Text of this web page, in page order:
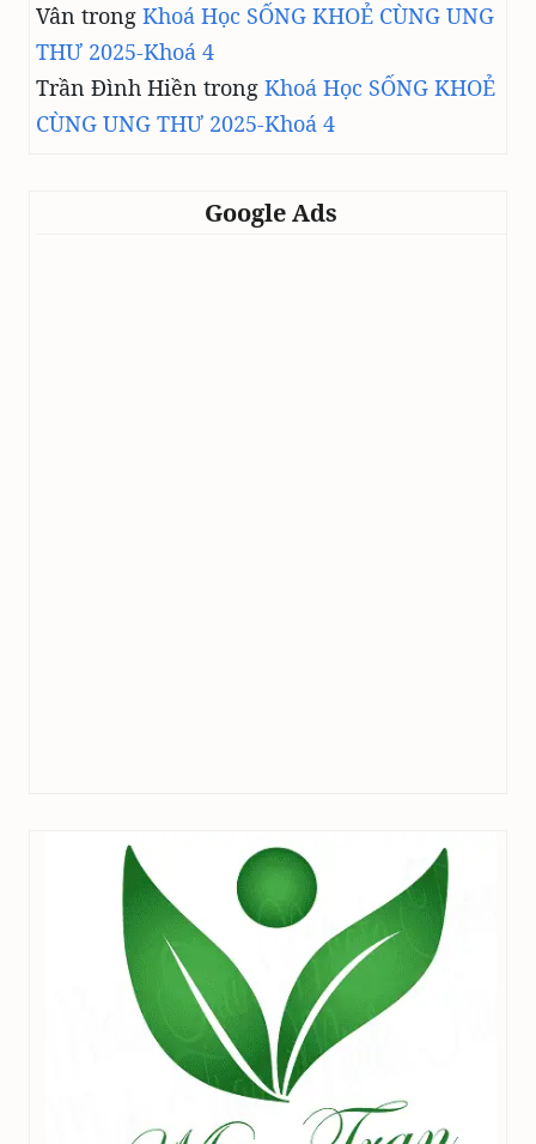
Vân trong Khoá Học SỐNG KHOẺ CÙNG UNG
THƯ 2025-Khoá 4
Trần Đình Hiền trong Khoá Học SỐNG KHOẺ
CÙNG UNG THƯ 2025-Khoá 4
Google Ads